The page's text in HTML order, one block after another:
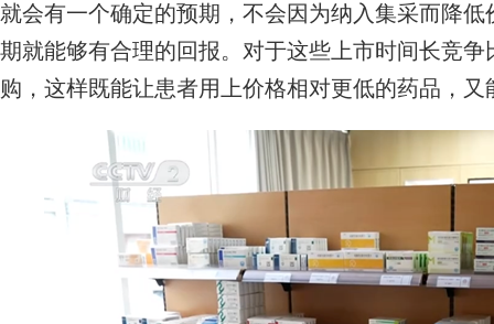
就会有一个确定的预期，不会因为纳入集采而降
期就能够有合理的回报。对于这些上市时间长竞
购，这样既能让患者用上价格相对更低的药品，